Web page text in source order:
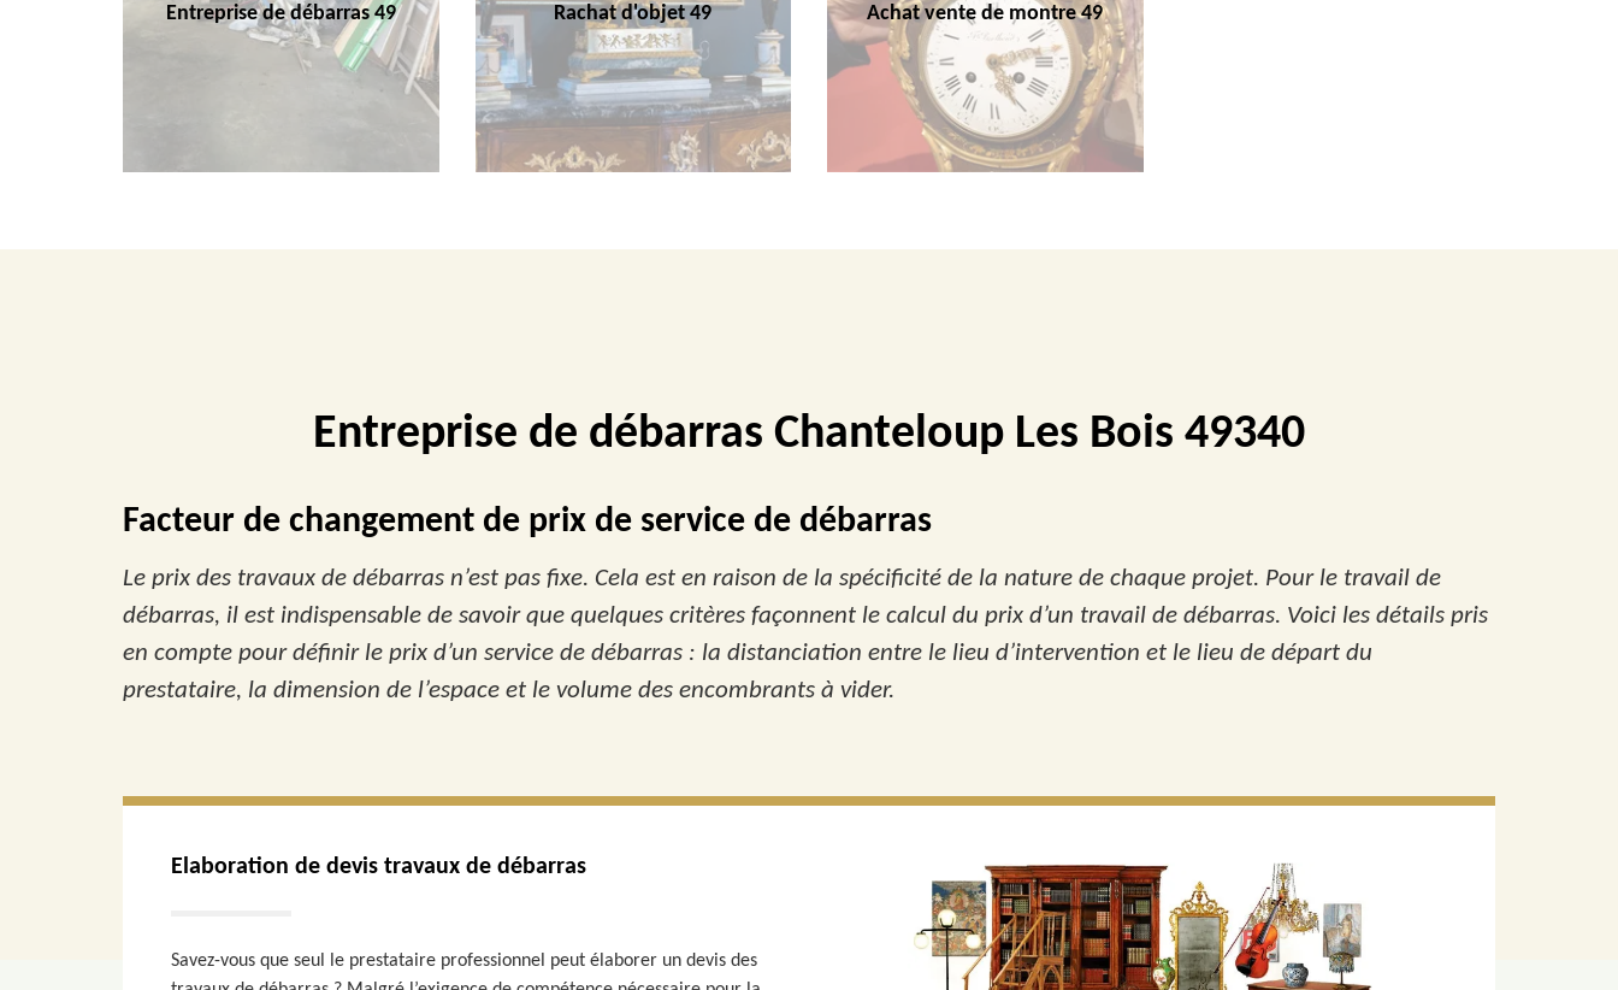
Entreprise de débarras 49 Rachat d'objet 49 Achat vente de montre 49
Entreprise de débarras Chanteloup Les Bois 49340
Facteur de changement de prix de service de débarras
Le prix des travaux de débarras n’est pas fixe. Cela est en raison de la spécificité de la nature de chaque projet. Pour le travail de
débarras, il est indispensable de savoir que quelques critères façonnent le calcul du prix d’un travail de débarras. Voici les détails pris
en compte pour définir le prix d’un service de débarras : la distanciation entre le lieu d’intervention et le lieu de départ du
prestataire, la dimension de l’espace et le volume des encombrants à vider.
Elaboration de devis travaux de débarras
Savez-vous que seul le prestataire professionnel peut élaborer un devis des